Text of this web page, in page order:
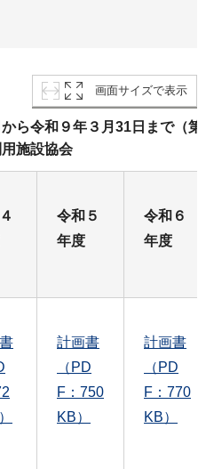
画面サイズで表示
ら令和９年３月31日まで（
施設協会
令和５
年度
令和６
年度
計画書
（PD
F：750
KB）
計画書
（PD
F：770
KB）